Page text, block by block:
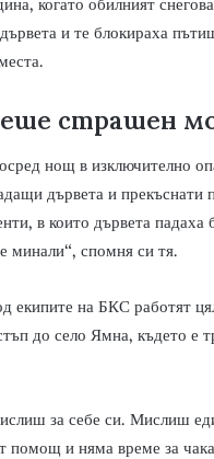
когато обилният
и те блокираха
страшен
нощ в изключително
дървета и прекъснати
в които дървета падаха
минали“, спомня си тя.
екипите на БКС работят
до село Ямна, където е
за себе си. Мислиш
помощ и няма време за